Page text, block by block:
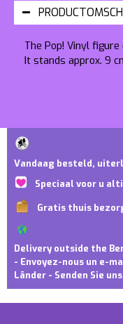
The Pop! Vinyl
It stands approx. 9
Vandaag besteld,
Speciaal voor u
Gratis thuis
Delivery outside the
- Envoyez-nous un e-
Länder - Senden Sie